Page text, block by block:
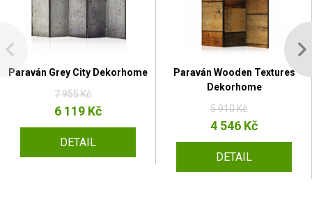
Paraván Grey City Dekorhome
7 955 Kč
6 119 Kč
DETAIL
Paraván Wooden Textures
Dekorhome
5 910 Kč
4 546 Kč
DETAIL